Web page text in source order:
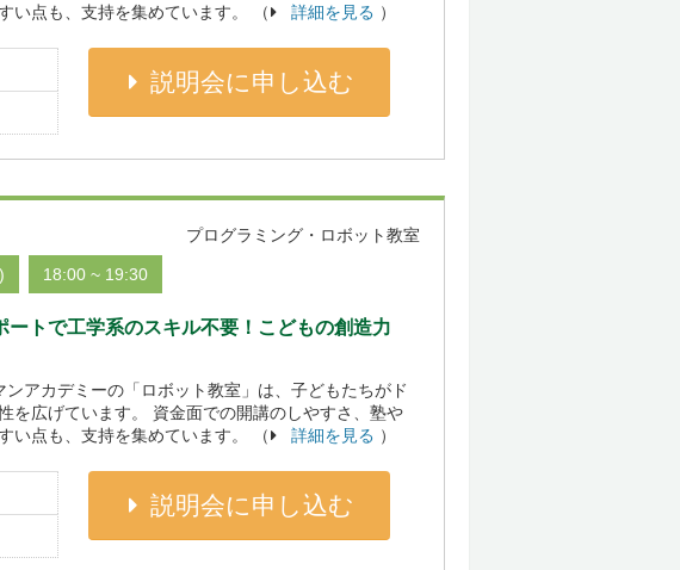
い点も、支持を集めています。 （
詳細を見る ）
説明会に申し込む
プログラミング・ロボット教室
18:00 ~ 19:30
ートで工学系のスキル不要！こどもの創造力
アカデミーの「ロボット教室」は、子どもたちがド
を広げています。 資金面での開講のしやすさ、塾や
い点も、支持を集めています。 （
詳細を見る ）
説明会に申し込む